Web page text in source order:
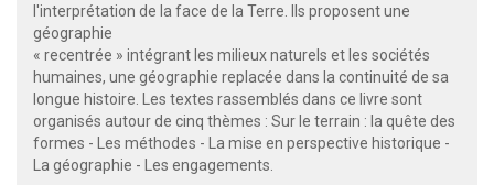
l'interprétation de la face de la Terre. Ils proposent une
géographie
« recentrée » intégrant les milieux naturels et les sociétés
humaines, une géographie replacée dans la continuité de sa
longue histoire. Les textes rassemblés dans ce livre sont
organisés autour de cinq thèmes : Sur le terrain : la quête des
formes - Les méthodes - La mise en perspective historique -
La géographie - Les engagements.